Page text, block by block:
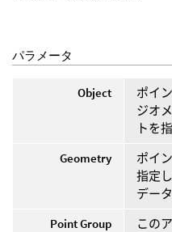
パラメータ
Object
ポイ
ジオ
トを
Geometry
ポイ
指定
デー
Point Group
この